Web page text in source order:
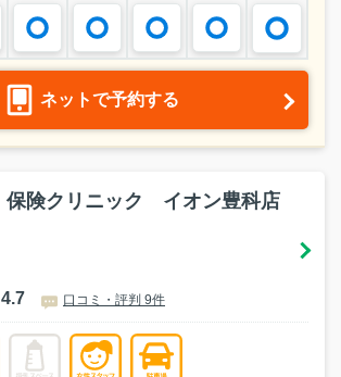
ネットで予約する
保険クリニック イオン豊科店
4.7 口コミ・評判 9件